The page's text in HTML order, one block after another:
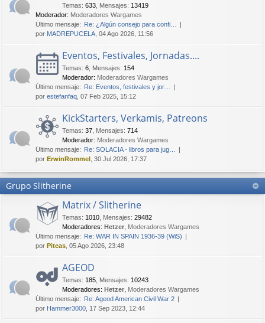
Temas: 633 Mensajes: 13419
Moderador: Moderadores Wargames
Último mensaje: Re: ¿Algún consejo para confi…
por MADREPUCELA , 04 Ago 2026, 11:56
Eventos, Festivales, Jornadas....
Temas: 6 Mensajes: 154
Moderador: Moderadores Wargames
Último mensaje: Re: Eventos, festivales y jor…
por estefanfaq , 07 Feb 2025, 15:12
KickStarters, Verkamis, Patreons
Temas: 37 Mensajes: 714
Moderador: Moderadores Wargames
Último mensaje: Re: SOLACIA - libros para jug…
por ErwinRommel , 30 Jul 2026, 17:37
Grupo Slitherine
Matrix / Slitherine
Temas: 1010 Mensajes: 29482
Moderadores: Hetzer Moderadores Wargames
Último mensaje: Re: WAR IN SPAIN 1936-39 (WiS)
por Piteas , 05 Ago 2026, 23:48
AGEOD
Temas: 185 Mensajes: 10243
Moderadores: Hetzer Moderadores Wargames
Último mensaje: Re: Ageod American Civil War 2
por Hammer3000 , 17 Sep 2023, 12:44